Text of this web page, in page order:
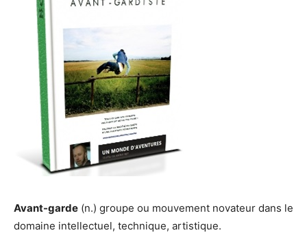
Avant-garde (n.) groupe ou mouvement novateur dans le
domaine intellectuel, technique, artistique.